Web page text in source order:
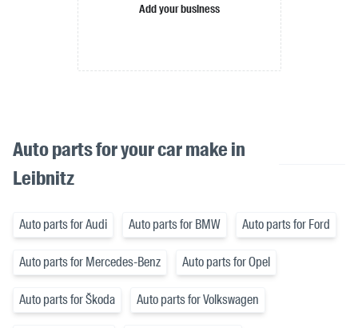
Add your business
Auto parts for your car make in
Leibnitz
Auto parts for Audi Auto parts for BMW Auto parts for Ford
Auto parts for Mercedes-Benz Auto parts for Opel
Auto parts for Škoda Auto parts for Volkswagen